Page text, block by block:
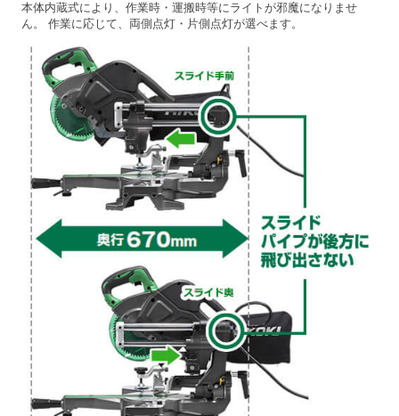
本体内蔵式により、作業時・運搬時等にライトが邪魔になりませ
ん。 作業に応じて、両側点灯・片側点灯が選べます。